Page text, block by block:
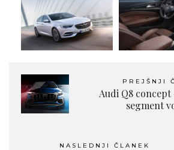
PREJŠNJI
Audi Q8
segment
NASLEDNJI ČLANEK